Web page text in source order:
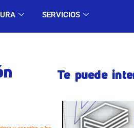
SERVICIOS
EDUCACIÓN Y CULTURA
Te puede